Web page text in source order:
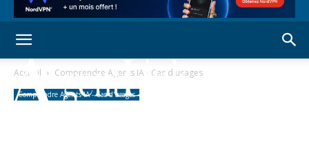
Accueil Comprendre Agents IA - Cas d'usages
Comprendre Agents IA - Cas d'usages